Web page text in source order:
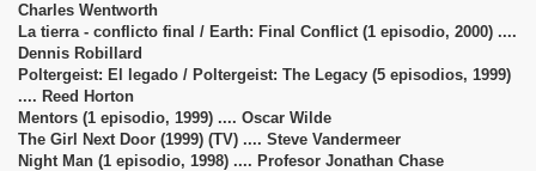
Charles Wentworth
La tierra - conflicto final / Earth: Final Conflict (1 episodio, 2000) ....
Dennis Robillard
Poltergeist: El legado / Poltergeist: The Legacy (5 episodios, 1999)
.... Reed Horton
Mentors (1 episodio, 1999) .... Oscar Wilde
The Girl Next Door (1999) (TV) .... Steve Vandermeer
Night Man (1 episodio, 1998) .... Profesor Jonathan Chase